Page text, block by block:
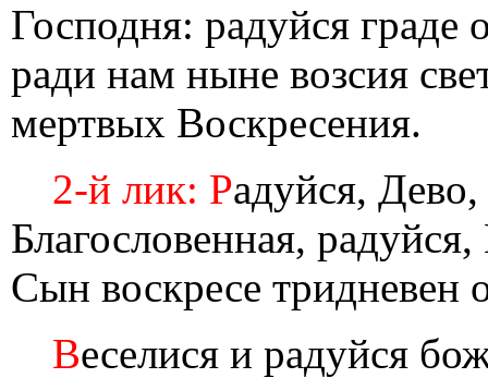
Господня: радуйся
ради нам ныне возсия
мертвых Воскресения.
2-й лик: Радуйся,
Благословенная,
Сын воскресе тридневен
Веселися и радуйся